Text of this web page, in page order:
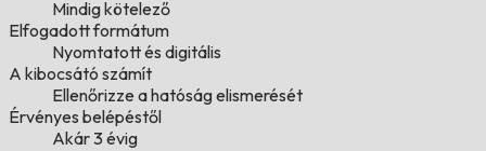
Mindig kötelező
Elfogadott formátum
Nyomtatott és digitális
A kibocsátó számít
Ellenőrizze a hatóság elismerését
Érvényes belépéstől
Akár 3 évig